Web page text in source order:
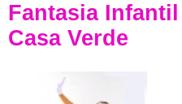
Fantasia
Casa Verde